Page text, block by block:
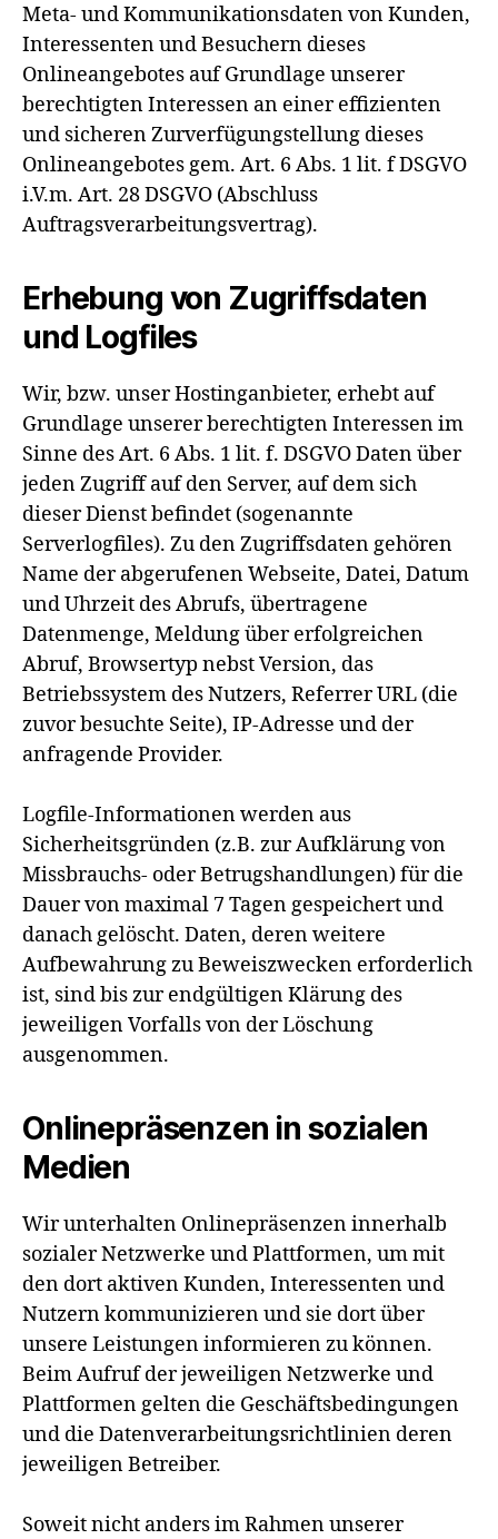
Meta- und Kommunikationsdaten von Kunden,
Interessenten und Besuchern dieses
Onlineangebotes auf Grundlage unserer
berechtigten Interessen an einer effizienten
und sicheren Zurverfügungstellung dieses
Onlineangebotes gem. Art. 6 Abs. 1 lit. f DSGVO
i.V.m. Art. 28 DSGVO (Abschluss
Auftragsverarbeitungsvertrag).
Erhebung von Zugriffsdaten
und Logfiles
Wir, bzw. unser Hostinganbieter, erhebt auf
Grundlage unserer berechtigten Interessen im
Sinne des Art. 6 Abs. 1 lit. f. DSGVO Daten über
jeden Zugriff auf den Server, auf dem sich
dieser Dienst befindet (sogenannte
Serverlogfiles). Zu den Zugriffsdaten gehören
Name der abgerufenen Webseite, Datei, Datum
und Uhrzeit des Abrufs, übertragene
Datenmenge, Meldung über erfolgreichen
Abruf, Browsertyp nebst Version, das
Betriebssystem des Nutzers, Referrer URL (die
zuvor besuchte Seite), IP-Adresse und der
anfragende Provider.
Logfile-Informationen werden aus
Sicherheitsgründen (z.B. zur Aufklärung von
Missbrauchs- oder Betrugshandlungen) für die
Dauer von maximal 7 Tagen gespeichert und
danach gelöscht. Daten, deren weitere
Aufbewahrung zu Beweiszwecken erforderlich
ist, sind bis zur endgültigen Klärung des
jeweiligen Vorfalls von der Löschung
ausgenommen.
Onlinepräsenzen in sozialen
Medien
Wir unterhalten Onlinepräsenzen innerhalb
sozialer Netzwerke und Plattformen, um mit
den dort aktiven Kunden, Interessenten und
Nutzern kommunizieren und sie dort über
unsere Leistungen informieren zu können.
Beim Aufruf der jeweiligen Netzwerke und
Plattformen gelten die Geschäftsbedingungen
und die Datenverarbeitungsrichtlinien deren
jeweiligen Betreiber.
Soweit nicht anders im Rahmen unserer